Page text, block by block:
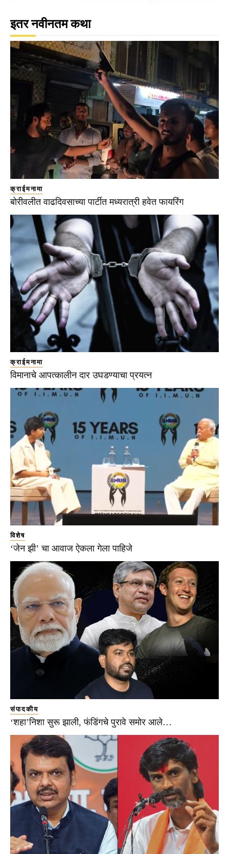
इतर नवीनतम कथा
क्राईमनामा
बोरीवलीत वाढदिवसाच्या पार्टीत मध्यरात्री हवेत फायरिंग
क्राईमनामा
विमानाचे आपत्कालीन दार उघडण्याचा प्रयत्न
विशेष
‘जेन झी’ चा आवाज ऐकला गेला पाहिजे
संपादकीय
‘शहा’निशा सुरू झाली, फंडिंगचे पुरावे समोर आले…